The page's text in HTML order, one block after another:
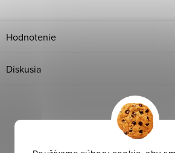
Hodnotenie
Diskusia